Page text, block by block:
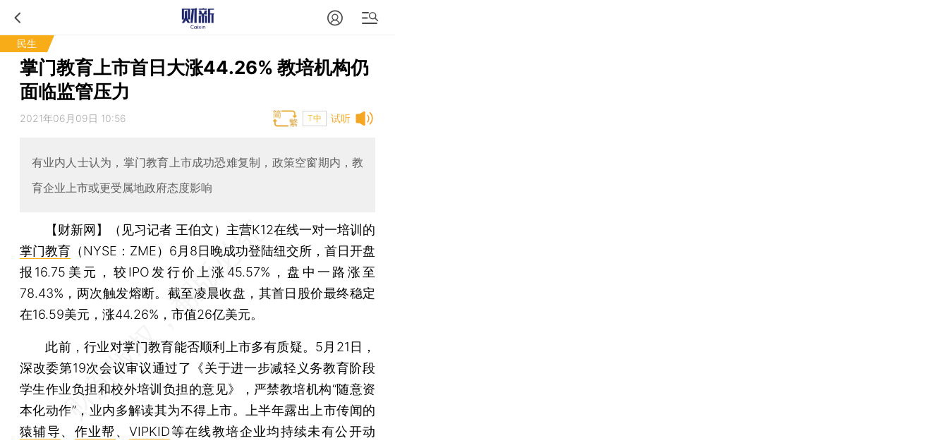
民生
掌门教育上市首日大涨44.26% 教培机构仍
面临监管压力
试听
2021年06月09日 10:56 T中
有业内人士认为，掌门教育上市成功恐难复制，政策空窗期内，教
育企业上市或更受属地政府态度影响
【财新网】（见习记者 王伯文） 主营K12在线一对一培训的
掌门教育 （NYSE：ZME）6月8日晚成功登陆纽交所，首日开盘
报16.75美元，较IPO发行价上涨45.57%，盘中一路涨至
78.43%，两次触发熔断。截至凌晨收盘，其首日股价最终稳定
在16.59美元，涨44.26%，市值26亿美元。
此前，行业对掌门教育能否顺利上市多有质疑。5月21日，
深改委第19次会议审议通过了《关于进一步减轻义务教育阶段
学生作业负担和校外培训负担的意见》，严禁教培机构“随意资
本化动作”，业内多解读其为不得上市。上半年露出上市传闻的
猿辅导、 作业帮 、VIPKID等在线教培企业均持续未有公开动